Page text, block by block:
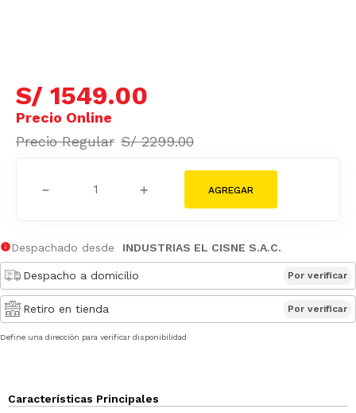
S/ 1549.00
S/ 2299.00
＋
－
Despachado desde INDUSTRIAS EL CISNE S.A.C.
Despacho a domicilio Por verificar
Retiro en tienda Por verificar
Define una dirección para verificar disponibilidad
Características Principales